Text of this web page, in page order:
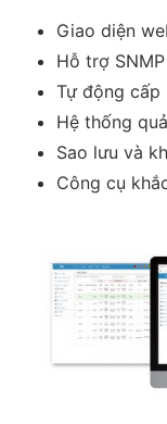
Giao diện
Hỗ trợ SNMP
Tự động cấp
Hệ thống
Sao lưu và
Công cụ